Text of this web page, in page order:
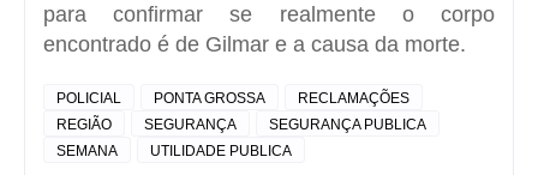
para confirmar se realmente o corpo
encontrado é de Gilmar e a causa da morte.
POLICIAL PONTA GROSSA
RECLAMAÇÕES
REGIÃO
SEGURANÇA
SEGURANÇA PUBLICA
SEMANA
UTILIDADE PUBLICA